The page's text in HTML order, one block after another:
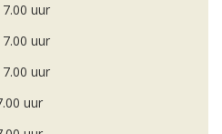
uur
uur
uur
uur